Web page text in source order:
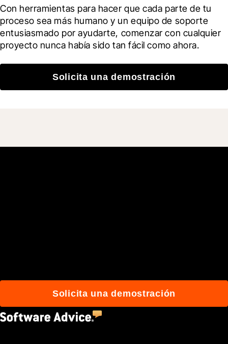
Con herramientas para hacer que cada parte de tu
proceso sea más humano y un equipo de soporte
entusiasmado por ayudarte, comenzar con cualquier
proyecto nunca había sido tan fácil como ahora.
Solicita una demostración
Solicita una demostración